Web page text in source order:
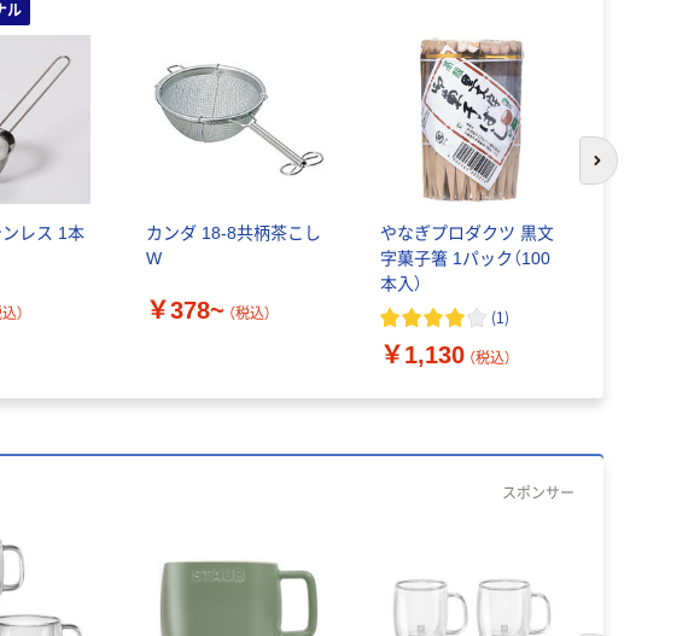
ル
レス 1本
）
カンダ 18-8共柄茶こし
W
￥378~ （税込）
やなぎプロダクツ 黒文
字菓子箸 1パック（100
本入）
(1)
￥1,130 （税込）
次のスライド
スポンサー